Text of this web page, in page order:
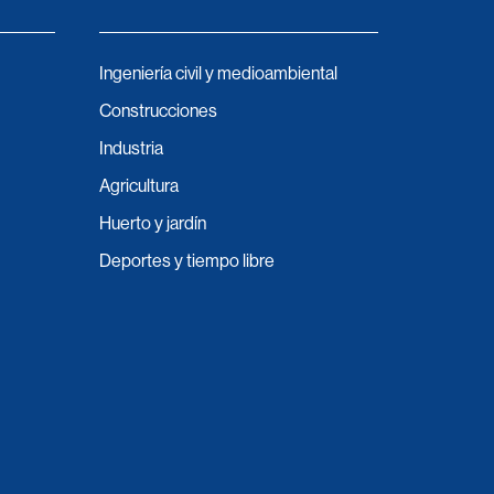
Ingeniería civil y medioambiental
Construcciones
Industria
Agricultura
Huerto y jardín
Deportes y tiempo libre